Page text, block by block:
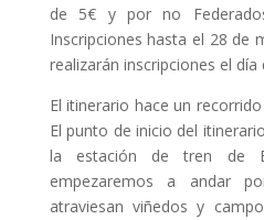
de 5€ y por no
Inscripciones hasta el 28 de
realizarán inscripciones el día
El itinerario hace un
El punto de inicio del
la estación de tren de
empezaremos a andar
atraviesan viñedos y